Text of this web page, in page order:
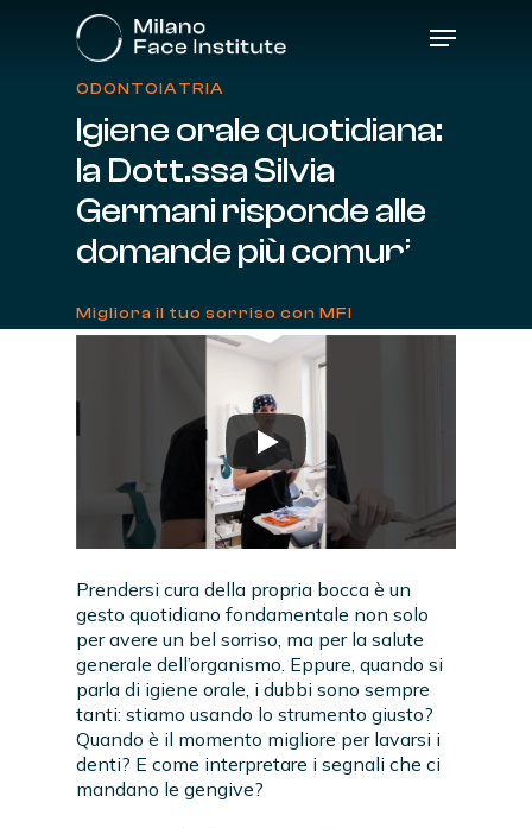
Menu
ODONTOIATRIA
Igiene orale quotidiana:
la Dott.ssa Silvia
Germani risponde alle
domande più comuni
Migliora il tuo sorriso con MFI
Prendersi cura della propria bocca è un
gesto quotidiano fondamentale non solo
per avere un bel sorriso, ma per la salute
generale dell’organismo. Eppure, quando si
parla di igiene orale, i dubbi sono sempre
tanti: stiamo usando lo strumento giusto?
Quando è il momento migliore per lavarsi i
denti? E come interpretare i segnali che ci
mandano le gengive?